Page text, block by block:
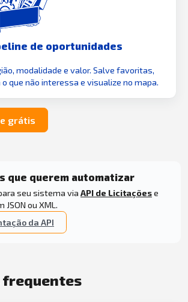
de oportunidades
modalidade e valor. Salve favoritas,
que não interessa e visualize no mapa.
grátis
que querem automatizar
seu sistema via API de Licitaçõese
JSON ou XML.
da API
frequentes